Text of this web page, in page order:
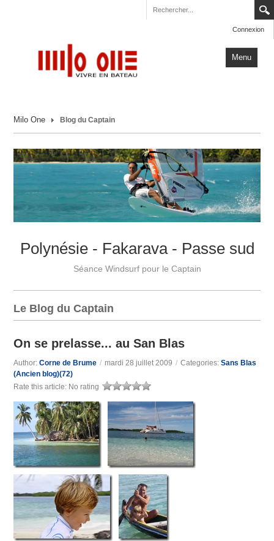
Connexion
Menu
Carnets de Voyage
Actualités
Plus
Milo One Blog du Captain
Polynésie - Fakarava - Passe sud
Séance Windsurf pour le Captain
Le Blog du Captain
On se prelasse... au San Blas
Author:Corne de Brume / mardi 28 juillet 2009 / Categories:Sans Blas
(Ancien blog)(72)
Rate this article: No rating